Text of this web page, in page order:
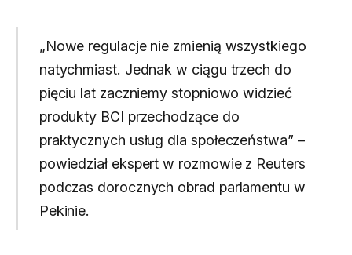
„Nowe regulacje nie zmienią wszystkiego
natychmiast. Jednak w ciągu trzech do
pięciu lat zaczniemy stopniowo widzieć
produkty BCI przechodzące do
praktycznych usług dla społeczeństwa” –
powiedział ekspert w rozmowie z Reuters
podczas dorocznych obrad parlamentu w
Pekinie.